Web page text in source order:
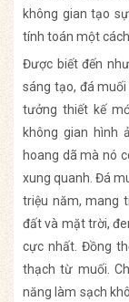
không gian tạo
tính toán một
Được biết đến
sáng tạo, đá
tưởng thiết kế
không gian hình
hoang dã mà nó
xung quanh. Đá
triệu năm, mang
đất và mặt trời,
cực nhất. Đồng
thạch từ muối.
năng làm sạch